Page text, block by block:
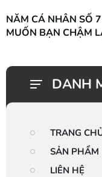
NĂM CÁ NHÂN SỐ
MUỐN BẠN CHẬM
DANH
TRANG
SẢN PHẨM
LIÊN HỆ